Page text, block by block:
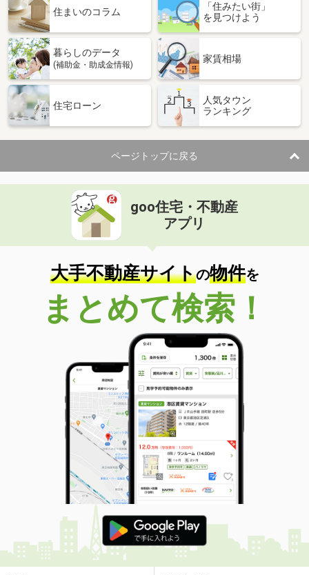
住まいのコラム
「住みたい街」
を見つけよう
暮らしのデータ
(補助金・助成金情報)
家賃相場
住宅ローン
人気タウン
ランキング
ページトップに戻る
goo住宅・不動産
アプリ
大手不動産サイトの物件を
まとめて検索！